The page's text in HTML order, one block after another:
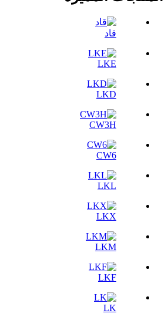
قاد
LKE
LKD
CW3H
CW6
LKL
LKX
LKM
LKF
LK